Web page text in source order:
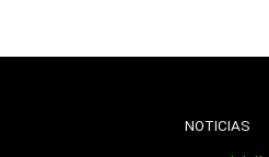
NOTICIAS